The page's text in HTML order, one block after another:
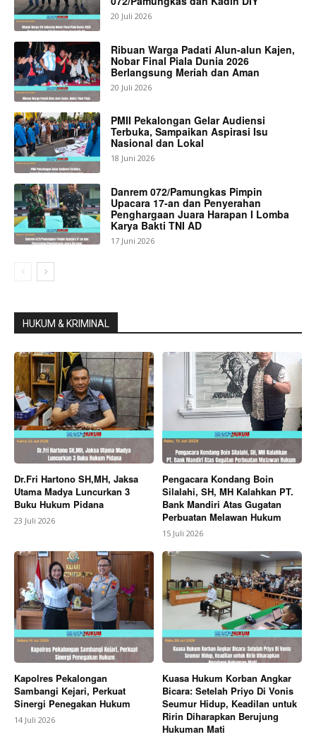
20 Juli 2026
Ribuan Warga Padati Alun-alun Kajen,
Nobar Final Piala Dunia 2026
Berlangsung Meriah dan Aman
20 Juli 2026
PMII Pekalongan Gelar Audiensi
Terbuka, Sampaikan Aspirasi Isu
Nasional dan Lokal
18 Juni 2026
Danrem 072/Pamungkas Pimpin
Upacara 17-an dan Penyerahan
Penghargaan Juara Harapan I Lomba
Karya Bakti TNI AD
17 Juni 2026
HUKUM & KRIMINAL
Dr.Fri Hartono SH,MH, Jaksa
Utama Madya Luncurkan 3
Buku Hukum Pidana
23 Juli 2026
Pengacara Kondang Boin
Silalahi, SH, MH Kalahkan PT.
Bank Mandiri Atas Gugatan
Perbuatan Melawan Hukum
15 Juli 2026
Kapolres Pekalongan
Sambangi Kejari, Perkuat
Sinergi Penegakan Hukum
14 Juli 2026
Kuasa Hukum Korban Angkar
Bicara: Setelah Priyo Di Vonis
Seumur Hidup, Keadilan untuk
Ririn Diharapkan Berujung
Hukuman Mati